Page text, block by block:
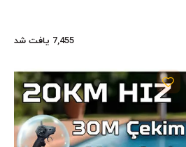
7,455 یافت شد